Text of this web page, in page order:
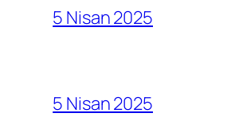
5 Nisan 2025
5 Nisan 2025